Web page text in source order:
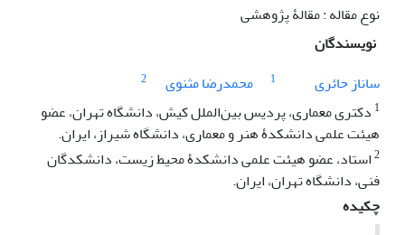
نوع مقاله : مقالۀ پژوهشی
نویسندگان
ساناز حائری
1 محمدرضا مثنوی
2
1 دکتری معماری، پردیس بین‌الملل کیش، دانشگاه تهران، عضو
هیئت علمی دانشکدۀ هنر و معماری، دانشگاه شیراز، ایران.
2استاد، عضو هیئت علمی دانشکدۀ محیط زیست، دانشکدگان
فنی، دانشگاه تهران، ایران.
چکیده